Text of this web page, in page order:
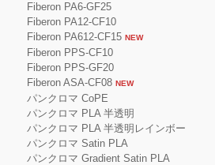
Fiberon PA6-GF25
Fiberon PA12-CF10
Fiberon PA612-CF15 NEW
Fiberon PPS-CF10
Fiberon PPS-GF20
Fiberon ASA-CF08 NEW
パンクロマ CoPE
パンクロマ PLA 半透明
パンクロマ PLA 半透明レインボー
パンクロマ Satin PLA
パンクロマ Gradient Satin PLA